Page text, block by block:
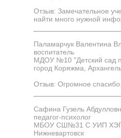
Отзыв: Замечательное
найти много нужной
Паламарчук Валентина
воспитатель
МДОУ №10 "Детский сад
город Коряжма,
Отзыв: Огромное
Сафина Гузель
педагог-психолог
МБОУ СШ№31 С УИП
Нижневартовск